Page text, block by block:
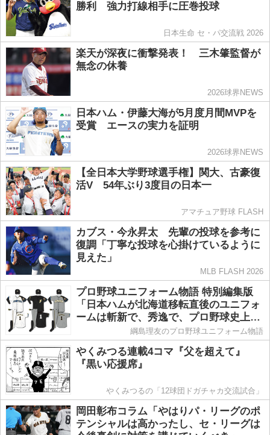
勝利 強力打線相手に圧巻投球
日本生命 セ・パ交流戦 2026
楽天が深夜に衝撃発表！ 三木肇監督が
無念の休養
2026球界NEWS
日本ハム・伊藤大海が5月度月間MVPを
受賞 エースの実力を証明
2026球界NEWS
【全日本大学野球選手権】関大、古豪復
活V 54年ぶり3度目の日本一
アマチュア野球 FLASH
カブス・今永昇太 先輩の投球を参考に
復調「丁寧な投球を心掛けているように
見えた」
MLB FLASH 2026
プロ野球ユニフォーム物語 特別編集版
「日本ハムが北海道移転直後のユニフォ
ームは斬新で、秀逸で、プロ野球史上に
残る傑作です」綱島理友のプロ野球ユニフォーム物語
やくみつる連載4コマ『父を超えて』
『黒い応援席』
やくみつるの「12球団ドガチャカ交流試合」
岡田彰布コラム「やはりパ・リーグのポ
テンシャルは高かったし、セ・リーグは